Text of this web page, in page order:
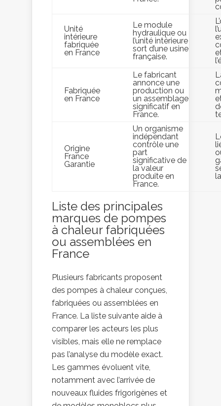
Unité
intérieure
fabriquée
en France
Le module
hydraulique ou
l’unité intérieure
sort d’une usine
française.
Fabriquée
en France
Le fabricant
annonce une
production ou
un assemblage
significatif en
France.
Origine
France
Garantie
Un organisme
indépendant
contrôle une
part
significative de
la valeur
produite en
France.
Liste des principales
marques de pompes
à chaleur fabriquées
ou assemblées en
France
Plusieurs fabricants proposent
des pompes à chaleur conçues,
fabriquées ou assemblées en
France. La liste suivante aide à
comparer les acteurs les plus
visibles, mais elle ne remplace
pas l’analyse du modèle exact.
Les gammes évoluent vite,
notamment avec l’arrivée de
nouveaux fluides frigorigènes et